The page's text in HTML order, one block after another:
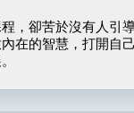
，卻苦於沒有人引
在的智慧，打開自